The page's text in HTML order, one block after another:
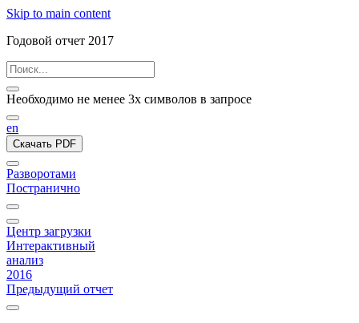
Skip to main content
Годовой отчет 2017
Необходимо не менее 3х символов в запросе
en
Скачать PDF
Разворотами
Постранично
Центр загрузки
Интерактивный
анализ
2016
Предыдущий отчет